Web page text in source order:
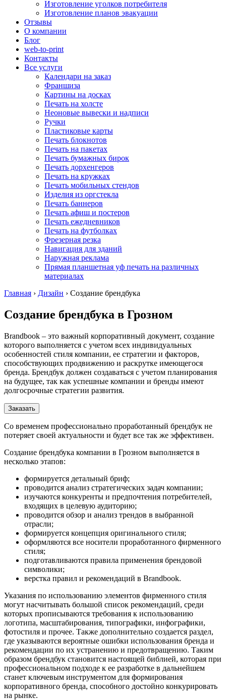
Изготовление уголков потребителя
Изготовление планов эвакуации
Отзывы
О компании
Блог
web-to-print
Контакты
Все услуги
Календари на заказ
Франшиза
Картины на досках
Печать на холсте
Неоновые вывески и надписи
Ручки
Пластиковые карты
Печать блокнотов
Печать на пакетах
Печать бумажных бирок
Печать дорхенгеров
Печать на кружках
Печать мобильных стендов
Изделия из оргстекла
Печать баннеров
Печать афиш и постеров
Печать ежедневников
Печать на футболках
Фрезерная резка
Навигация для зданий
Наружная реклама
Прямая планшетная уф печать на различных
материалах
Главная › Дизайн › Создание брендбука
Создание брендбука в Грозном
Brandbook – это важный корпоративный документ, создание
которого выполняется с учетом всех индивидуальных
особенностей стиля компании, ее стратегии и факторов,
способствующих продвижению и раскрутке имеющегося
бренда. Брендбук должен создаваться с учетом планирования
на будущее, так как успешные компании и бренды имеют
долгосрочные стратегии развития.
Заказать
Со временем профессионально проработанный брендбук не
потеряет своей актуальности и будет все так же эффективен.
Создание брендбука компании в Грозном выполняется в
несколько этапов:
формируется детальный бриф;
проводится анализ стратегических задач компании;
изучаются конкуренты и предпочтения потребителей,
входящих в целевую аудиторию;
проводится обзор и анализ трендов в выбранной
отрасли;
формируется концепция оригинального стиля;
оформляются все носители проработанного фирменного
стиля;
подготавливаются правила применения брендовой
символики;
верстка правил и рекомендаций в Brandbook.
Указания по использованию элементов фирменного стиля
могут насчитывать большой список рекомендаций, среди
которых прописываются требования к использованию
логотипа, масштабирования, типографики, инфографики,
фотостиля и прочее. Также дополнительно создается раздел,
где указываются вероятные ошибки использования бренда и
рекомендации по их устранению и предотвращению. Таким
образом брендбук становится настоящей библией, которая при
профессиональном подходе к ее разработке в дальнейшем
станет ключевым инструментом для формирования
корпоративного бренда, способного достойно конкурировать
на рынке.